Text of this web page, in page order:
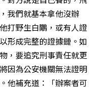
我們就基本拿他沒辦
打野生白鷳，或有人證
形成完整的證據鏈。如
，要追究刑事責任就更
因為公安機關無法證明
他補充道：「辦案者可